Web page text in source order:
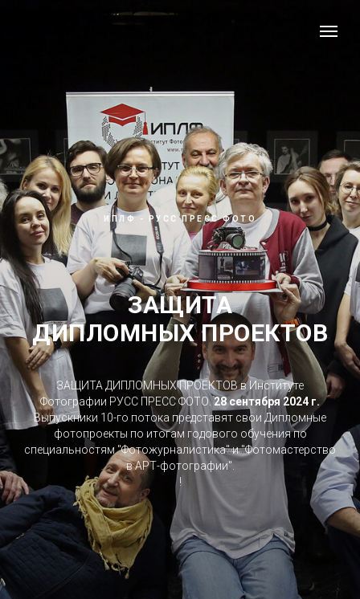
ИПЛФ - РУСС ПРЕСС ФОТО
ЗАЩИТА
ДИПЛОМНЫХ ПРОЕКТОВ
ЗАЩИТА ДИПЛОМНЫХ ПРОЕКТОВ в Институте
Фотографии РУСС ПРЕСС ФОТО. 28 сентября 2024 г.
Выпускники 10-го потока представят свои Дипломные
фотопроекты по итогам годового обучения по
специальностям "Фотожурналистика" и "Фотомастерство
в АРТ-фотографии".
!